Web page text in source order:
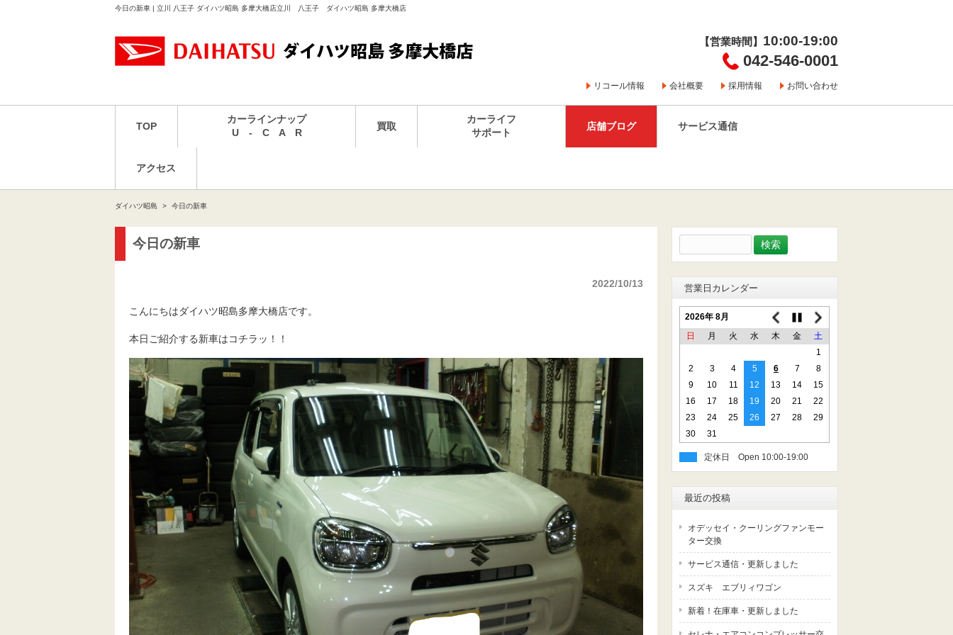
今日の新車 | 立川 八王子 ダイハツ昭島 多摩大橋店立川 八王子 ダイハツ昭島 多摩大橋店
【営業時間】 10:00-19:00
042-546-0001
リコール情報 会社概要 採用情報 お問い合わせ
TOP
カーラインナップ
U - C A R
買取
カーライフ
サポート
店舗ブログ サービス通信
アクセス
ダイハツ昭島 今日の新車
今日の新車
2022/10/13
こんにちはダイハツ昭島多摩大橋店です。
本日ご紹介する新車はコチラッ！！
索:
営業日カレンダー
2026年 8月
日
月 火 水 木 金
土
1
2
3 4 5 6 7
8
9
10 11 12 13 14
15
16
17 18 19 20 21
22
23
24 25 26 27 28
29
30
31
定休日
最近の投稿
オデッセイ・クーリングファンモー
ター交換
サービス通信・更新しました
スズキ エブリィワゴン
新着！在庫車・更新しました